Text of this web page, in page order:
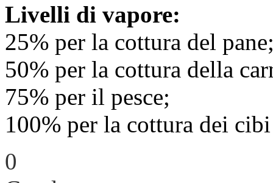
Livelli di vapore:
25% per la cottura del
50% per la cottura della
75% per il pesce;
100% per la cottura dei
0